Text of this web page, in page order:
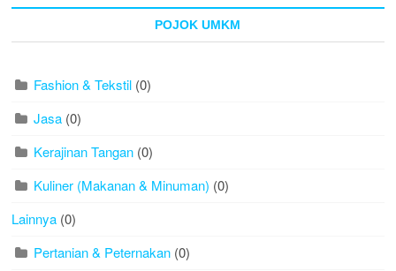
POJOK UMKM
Fashion & Tekstil (0)
Jasa (0)
Kerajinan Tangan (0)
Kuliner (Makanan & Minuman) (0)
Lainnya (0)
Pertanian & Peternakan (0)